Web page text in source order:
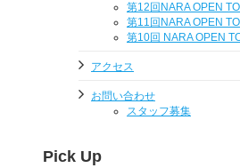
第12回NARA OPEN
第11回NARA OPEN
第10回 NARA OPEN
アクセス
お問い合わせ
スタッフ募集
Pick Up